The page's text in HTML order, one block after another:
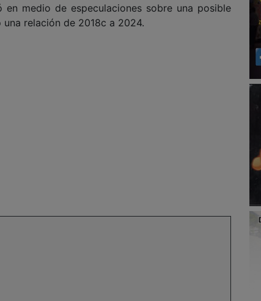
medio de especulaciones sobre una posible
relación de 2018c a 2024.